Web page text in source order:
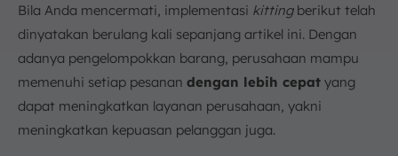
Bila Anda mencermati, implementasi kittingberikut telah
dinyatakan berulang kali sepanjang artikel ini. Dengan
adanya pengelompokkan barang, perusahaan mampu
memenuhi setiap pesanan dengan lebih cepat yang
dapat meningkatkan layanan perusahaan, yakni
meningkatkan kepuasan pelanggan juga.